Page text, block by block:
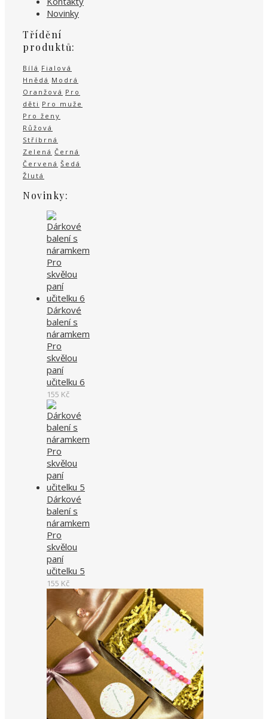
Novinky
Třídění
produktů:
Bílá Fialová
Hnědá Modrá
Oranžová Pro
děti Pro muže
Pro ženy
Růžová
Stříbrná
Zelená Černá
Červená Šedá
Žlutá
Novinky:
Dárkové
balení s
náramkem
Pro
skvělou
paní
učitelku 6
155 Kč
Dárkové
balení s
náramkem
Pro
skvělou
paní
učitelku 5
155 Kč